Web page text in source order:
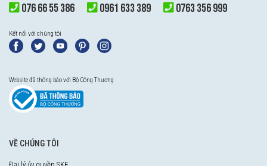
076 66 55 386 0961 633 389 0763 356 999
Kết nối với chúng tôi
Website đã thông báo với Bộ Công Thương
VỀ CHÚNG TÔI